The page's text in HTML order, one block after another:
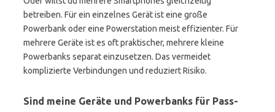
betreiben. Für ein einzelnes Gerät ist eine große
Powerbank oder eine Powerstation meist effizienter. Für
mehrere Geräte ist es oft praktischer, mehrere kleine
Powerbanks separat einzusetzen. Das vermeidet
komplizierte Verbindungen und reduziert Risiko.
Sind meine Geräte und Powerbanks für Pass-